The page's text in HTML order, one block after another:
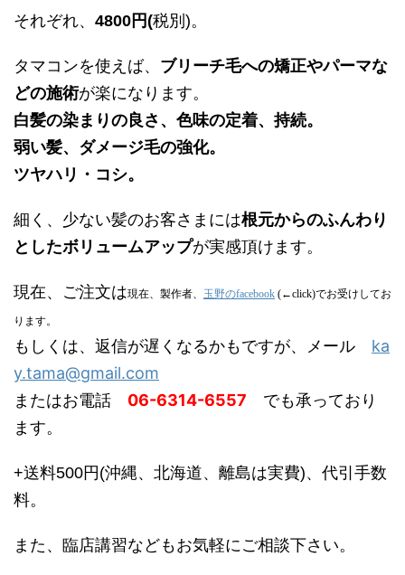
それぞれ、 4800円(税別)。
タマコンを使えば、 ブリーチ毛への矯正やパーマな
どの施術が楽になります。
白髪の染まりの良さ、色味の定着、持続。
弱い髪、ダメージ毛の強化。
ツヤハリ・コシ。
細く、少ない髪のお客さまには根元からのふんわり
としたボリュームアップが実感頂けます。
現在、ご注文は現在、製作者、 玉野のfacebook (←click)でお受けしてお
ります。
もしくは、返信が遅くなるかもですが、メール ka
y.tama@gmail.com
またはお電話 06-6314-6557 でも承っており
ます。
+送料500円(沖縄、北海道、離島は実費)、代引手数
料。
また、臨店講習などもお気軽にご相談下さい。